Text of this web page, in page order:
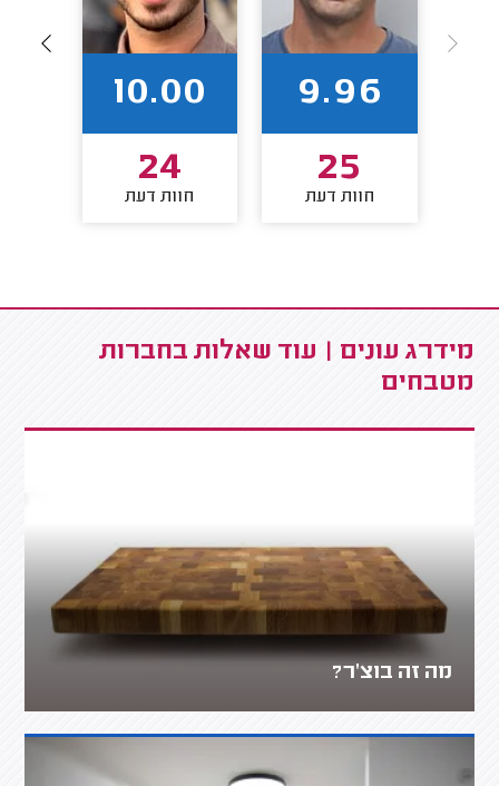
9.96
25
חוות דעת
10.00
24
חוות דעת
מידרג עונים | עוד שאלות בחברות
מטבחים
מה זה בוצ'ר?